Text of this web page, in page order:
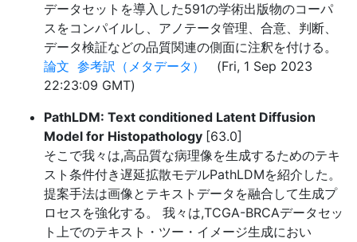
データセットを導入した591の学術出版物のコーパ
スをコンパイルし、アノテータ管理、合意、判断、
データ検証などの品質関連の側面に注釈を付ける。
論文 参考訳（メタデータ）
(Fri, 1 Sep 2023
22:23:09 GMT)
PathLDM: Text conditioned Latent Diffusion
Model for Histopathology [63.0]
そこで我々は,高品質な病理像を生成するためのテキ
スト条件付き遅延拡散モデルPathLDMを紹介した。
提案手法は画像とテキストデータを融合して生成プ
ロセスを強化する。 我々は,TCGA-BRCAデータセッ
ト上でのテキスト・ツー・イメージ生成におい